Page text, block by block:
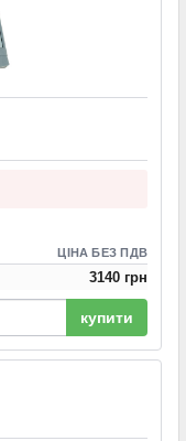
ЦІНА БЕЗ ПДВ
3140 грн
купити